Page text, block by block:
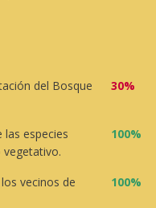
del Bosque
30%
especies
vegetativo.
100%
vecinos de
100%